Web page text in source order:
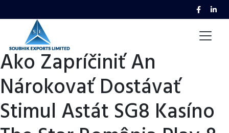
Ako Zapríčiniť An
Nárokovať Dostávať
Stimul Astát SG8 Kasíno